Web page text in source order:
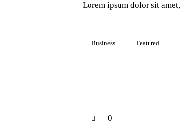
Lorem ipsum dolor sit
Business Featured
0